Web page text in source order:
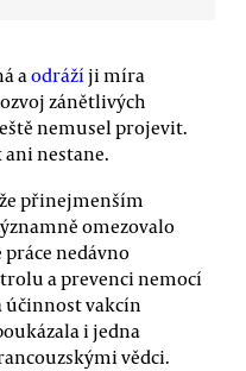
aodráží ji míra
zánětlivých
nemusel projevit.
ani nestane.
přinejmenším
omezovalo
práce nedávno
a prevenci nemocí
vakcín
i jedna
vědci.